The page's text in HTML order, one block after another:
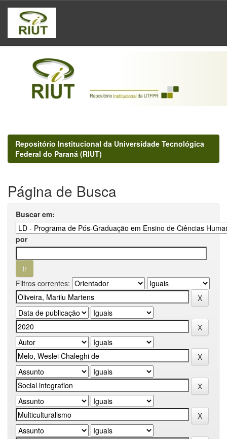
Skip
navigation
Repositório Institucional da Universidade Tecnológica
Federal do Paraná (RIUT)
Página de Busca
Buscar em:
por
Filtros correntes: